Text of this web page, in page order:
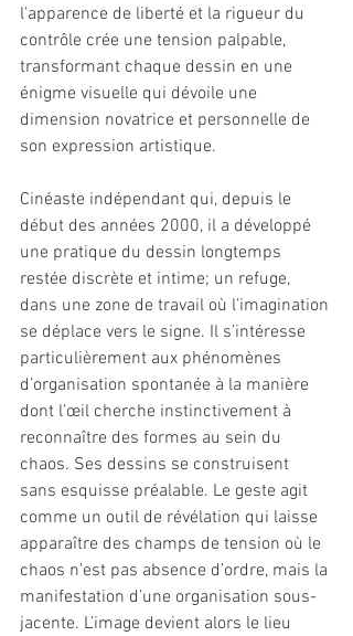
l'apparence de liberté et la rigueur du
contrôle crée une tension palpable,
transformant chaque dessin en une
énigme visuelle qui dévoile une
dimension novatrice et personnelle de
son expression artistique.
Cinéaste indépendant qui, depuis le
début des années 2000, il a développé
une pratique du dessin longtemps
restée discrète et intime; un refuge,
dans une zone de travail où l’imagination
se déplace vers le signe. Il s’intéresse
particulièrement aux phénomènes
d’organisation spontanée à la manière
dont l’œil cherche instinctivement à
reconnaître des formes au sein du
chaos. Ses dessins se construisent
sans esquisse préalable. Le geste agit
comme un outil de révélation qui laisse
apparaître des champs de tension où le
chaos n’est pas absence d’ordre, mais la
manifestation d’une organisation sous-
jacente. L’image devient alors le lieu